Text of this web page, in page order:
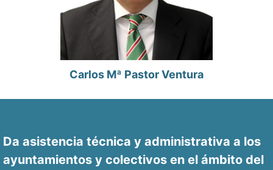
Carlos Mª Pastor Ventura
Da asistencia técnica y administrativa a los
ayuntamientos y colectivos en el ámbito del